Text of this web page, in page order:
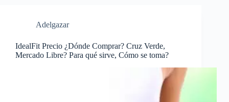
Adelgazar
IdealFit Precio ¿Dónde Comprar? Cruz Verde,
Mercado Libre? Para qué sirve, Cómo se toma?